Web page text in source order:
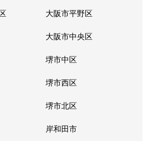
大阪市平野区
大阪市中央区
堺市中区
堺市西区
堺市北区
岸和田市